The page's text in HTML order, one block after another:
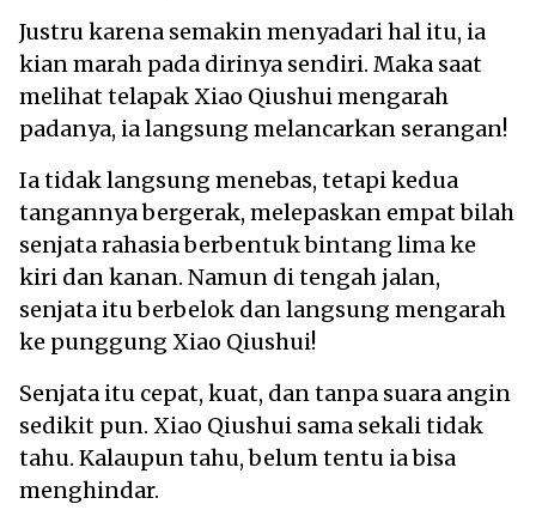
Justru karena semakin menyadari hal itu, ia
kian marah pada dirinya sendiri. Maka saat
melihat telapak Xiao Qiushui mengarah
padanya, ia langsung melancarkan serangan!
Ia tidak langsung menebas, tetapi kedua
tangannya bergerak, melepaskan empat bilah
senjata rahasia berbentuk bintang lima ke
kiri dan kanan. Namun di tengah jalan,
senjata itu berbelok dan langsung mengarah
ke punggung Xiao Qiushui!
Senjata itu cepat, kuat, dan tanpa suara angin
sedikit pun. Xiao Qiushui sama sekali tidak
tahu. Kalaupun tahu, belum tentu ia bisa
menghindar.